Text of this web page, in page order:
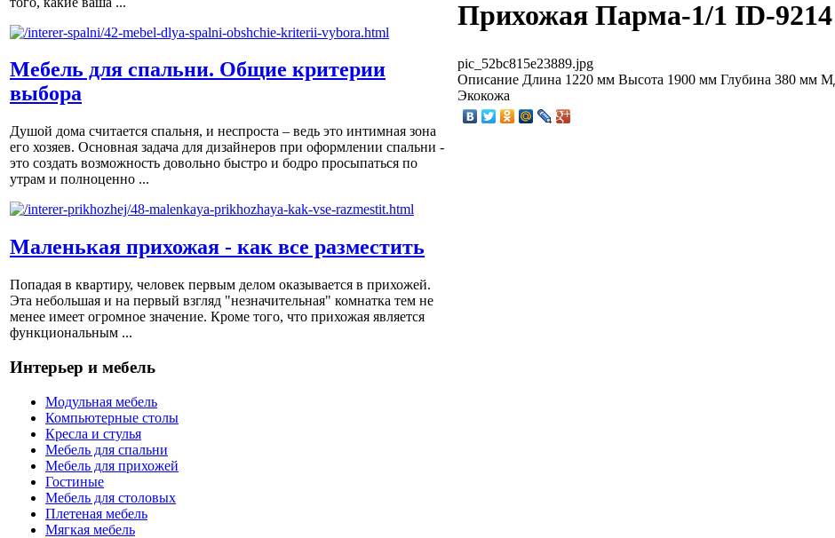
Мебель для спальни. Общие критерии
выбора
Душой дома считается спальня, и неспроста – ведь это интимная зона
его хозяев. Основная задача для дизайнеров при оформлении спальни -
это создать возможность довольно быстро и бодро просыпаться по
утрам и полноценно ...
Маленькая прихожая - как все разместить
Попадая в квартиру, человек первым делом оказывается в прихожей.
Эта небольшая и на первый взгляд "незначительная" комнатка тем не
менее имеет огромное значение. Кроме того, что прихожая является
функциональным ...
Интерьер и мебель
Модульная мебель
Компьютерные столы
Кресла и стулья
Мебель для спальни
Мебель для прихожей
Гостиные
Мебель для столовых
Плетеная мебель
Мягкая мебель
Прихожая Парма-1/1 ID-9214
pic_52bc815e23889.jpg
Описание Длина 1220 мм Высота 1900 мм Глубина 380 мм
Экокожа